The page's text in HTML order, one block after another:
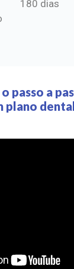
180 dias
passo a
plano